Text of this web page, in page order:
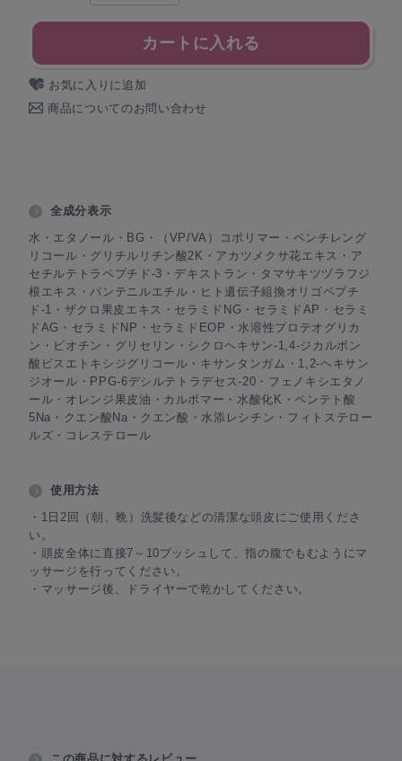
カートに入れる
お気に入りに追加
商品についてのお問い合わせ
全成分表示
水・エタノール・BG・（VP/VA）コポリマー・ペンチレング
リコール・グリチルリチン酸2K・アカツメクサ花エキス・ア
セチルテトラペプチド-3・デキストラン・タマサキツヅラフジ
根エキス・パンテニルエチル・ヒト遺伝子組換オリゴペプチ
ド-1・ザクロ果皮エキス・セラミドNG・セラミドAP・セラミ
ドAG・セラミドNP・セラミドEOP・水溶性プロテオグリカ
ン・ビオチン・グリセリン・シクロヘキサン-1,4-ジカルボン
酸ビスエトキシジグリコール・キサンタンガム・1,2-ヘキサン
ジオール・PPG-6デシルテトラデセス-20・フェノキシエタノ
ール・オレンジ果皮油・カルボマー・水酸化K・ペンテト酸
5Na・クエン酸Na・クエン酸・水添レシチン・フィトステロー
ルズ・コレステロール
使用方法
・1日2回（朝、晩）洗髪後などの清潔な頭皮にご使用くださ
い。
・頭皮全体に直接7～10プッシュして、指の腹でもむようにマ
ッサージを行ってください。
・マッサージ後、ドライヤーで乾かしてください。